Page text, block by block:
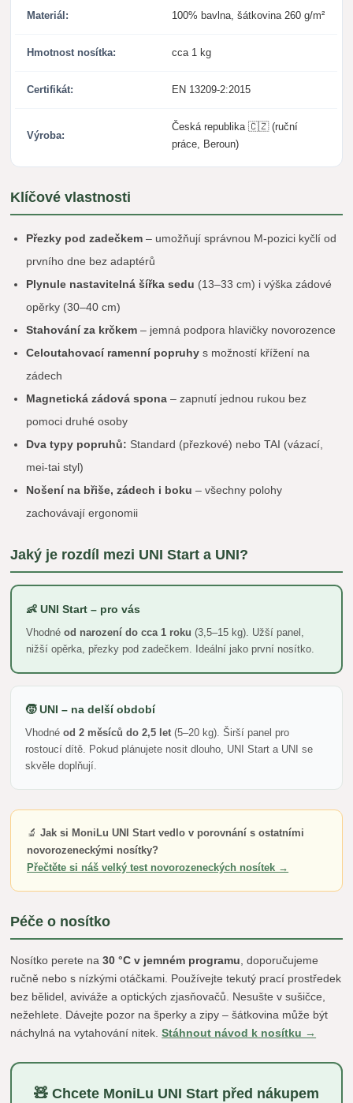
Materiál: 100% bavlna, šátkovina 260 g/m²
Hmotnost nosítka: cca 1 kg
Certifikát: EN 13209-2:2015
Výroba:
Česká republika 🇨🇿 (ruční
práce, Beroun)
Klíčové vlastnosti
Přezky pod zadečkem – umožňují správnou M-pozici kyčlí od
prvního dne bez adaptérů
Plynule nastavitelná šířka sedu (13–33 cm) i výška zádové
opěrky (30–40 cm)
Stahování za krčkem – jemná podpora hlavičky novorozence
Celoutahovací ramenní popruhy s možností křížení na
zádech
Magnetická zádová spona – zapnutí jednou rukou bez
pomoci druhé osoby
Dva typy popruhů: Standard (přezkové) nebo TAI (vázací,
mei-tai styl)
Nošení na břiše, zádech i boku – všechny polohy
zachovávají ergonomii
Jaký je rozdíl mezi UNI Start a UNI?
👶 UNI Start – pro vás
Vhodnéod narození do cca 1 roku (3,5–15 kg). Užší panel,
nižší opěrka, přezky pod zadečkem. Ideální jako první nosítko.
🧒 UNI – na delší období
Vhodnéod 2 měsíců do 2,5 let (5–20 kg). Širší panel pro
rostoucí dítě. Pokud plánujete nosit dlouho, UNI Start a UNI se
skvěle doplňují.
🔬Jak si MoniLu UNI Start vedlo v porovnání s ostatními
novorozeneckými nosítky?
Přečtěte si náš velký test novorozeneckých nosítek →
Péče o nosítko
Nosítko perete na30 °C v jemném programu , doporučujeme
ručně nebo s nízkými otáčkami. Používejte tekutý prací prostředek
bez bělidel, aviváže a optických zjasňovačů. Nesušte v sušičce,
nežehlete. Dávejte pozor na šperky a zipy – šátkovina může být
náchylná na vytahování nitek.Stáhnout návod k nosítku →
🧸 Chcete MoniLu UNI Start před nákupem